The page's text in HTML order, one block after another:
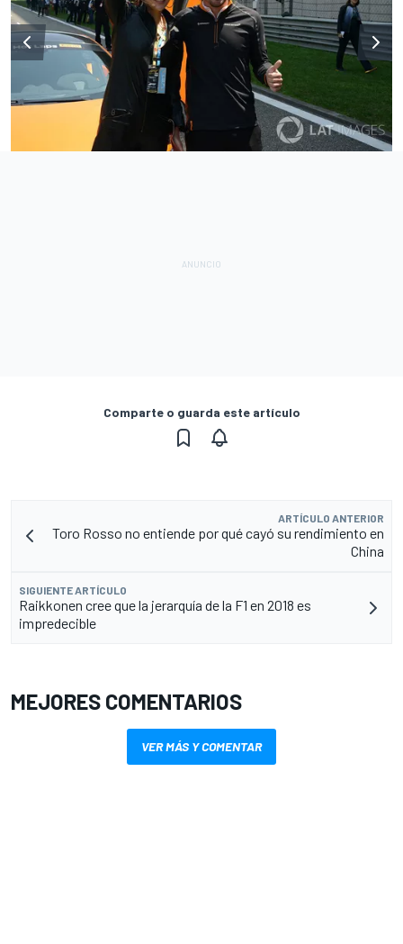
Comparte o guarda este artículo
ARTÍCULO ANTERIOR
Toro Rosso no entiende por qué cayó su rendimiento en
China
SIGUIENTE ARTÍCULO
Raikkonen cree que la jerarquía de la F1 en 2018 es
impredecible
MEJORES COMENTARIOS
VER MÁS Y COMENTAR